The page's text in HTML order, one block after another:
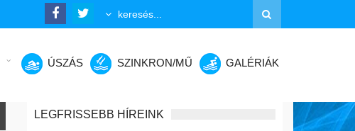
ÚSZÁS SZINKRON/MŰ GALÉRIÁK
LEGFRISSEBB HÍREINK